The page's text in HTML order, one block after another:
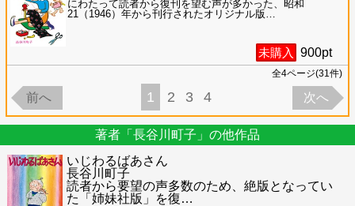
にわたって読者から復刊を望む声が多かった、昭和
21（1946）年から刊行されたオリジナル版
未購入 900pt
全4ページ(31件)
前へ 1 2 3 4 次へ
著者「長谷川町子」の他作品
いじわるばあさん
長谷川町子
読者から要望の声多数のため、絶版となってい
た「姉妹社版」を復…